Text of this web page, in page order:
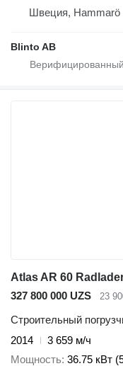
Швеция, Hammarö
Blinto AB
Atlas AR 60
327 800 000 UZS
23
Строительный
2014
3 659 м/ч
Мощность 36.75 кВт